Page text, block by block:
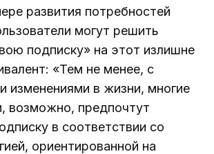
развития потребностей
могут решить
подписку» на этот излишне
«Тем не менее, с
изменениями в жизни, многие
возможно, предпочтут
в соответствии со
ориентированной на